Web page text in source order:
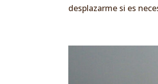
desplazarme si es